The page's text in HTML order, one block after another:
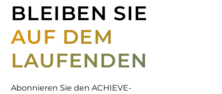
BLEIBEN SIE
AUF DEM
LAUFENDEN
Abonnieren Sie den ACHIEVE-